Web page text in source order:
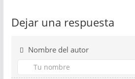
Dejar una respuesta
Nombre del autor